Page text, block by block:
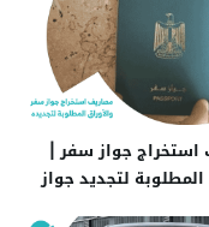
استخراج جواز سفر |
المطلوبة لتجديد جواز